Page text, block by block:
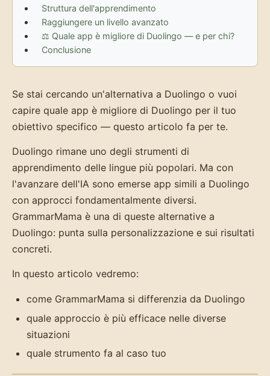
Struttura dell'apprendimento
Raggiungere un livello avanzato
⚖️ Quale app è migliore di Duolingo — e per chi?
Conclusione
Se stai cercando un'alternativa a Duolingo o vuoi
capire quale app è migliore di Duolingo per il tuo
obiettivo specifico — questo articolo fa per te.
Duolingo rimane uno degli strumenti di
apprendimento delle lingue più popolari. Ma con
l'avanzare dell'IA sono emerse app simili a Duolingo
con approcci fondamentalmente diversi.
GrammarMama è una di queste alternative a
Duolingo: punta sulla personalizzazione e sui risultati
concreti.
In questo articolo vedremo:
come GrammarMama si differenzia da Duolingo
quale approccio è più efficace nelle diverse
situazioni
quale strumento fa al caso tuo